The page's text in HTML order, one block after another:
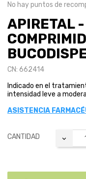
No hay puntos de
APIRETAL
CN: 662414
Indicado en el
intensidad leve a
ASISTENCIA
CANTIDAD